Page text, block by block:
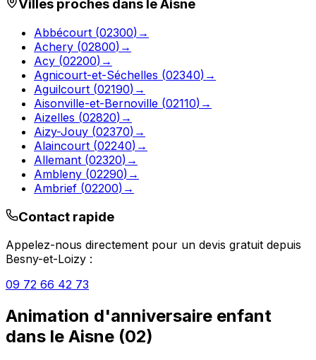
Villes proches dans leAisne
Abbécourt (02300) →
Achery (02800) →
Acy (02200) →
Agnicourt-et-Séchelles (02340) →
Aguilcourt (02190) →
Aisonville-et-Bernoville (02110) →
Aizelles (02820) →
Aizy-Jouy (02370) →
Alaincourt (02240) →
Allemant (02320) →
Ambleny (02290) →
Ambrief (02200) →
Contact rapide
Appelez-nous directement pour un devis gratuit depuis
Besny-et-Loizy :
09 72 66 42 73
Animation d'anniversaire enfant
dans le Aisne (02)